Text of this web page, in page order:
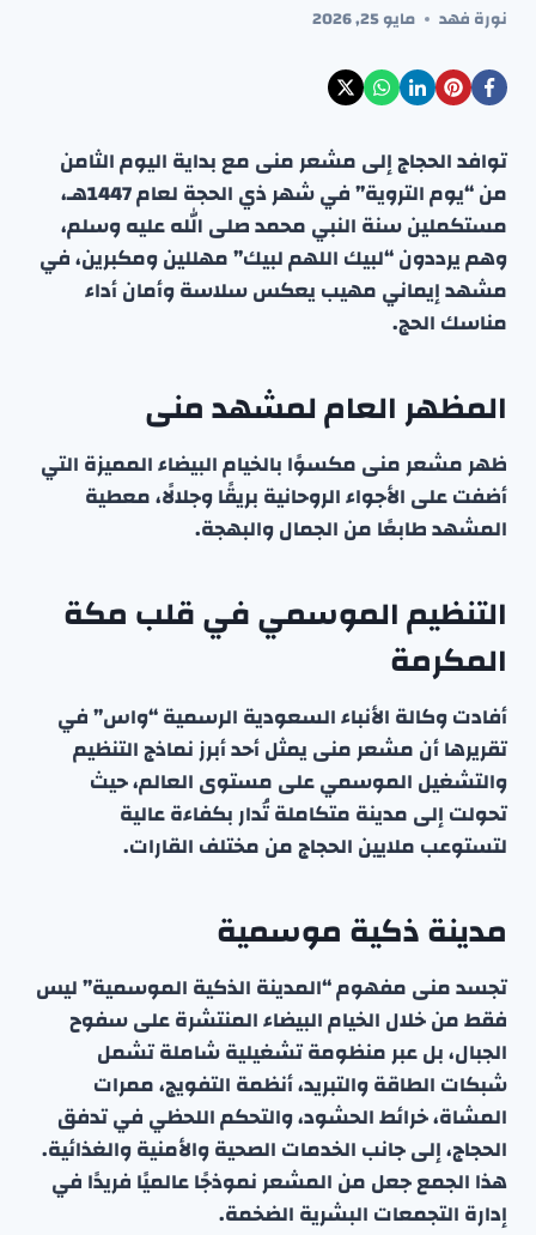
نورة فهد مايو 25, 2026
توافد الحجاج إلى مشعر منى مع بداية اليوم الثامن
من “يوم التروية” في شهر ذي الحجة لعام 1447هـ،
مستكملين سنة النبي محمد صلى الله عليه وسلم،
وهم يرددون “لبيك اللهم لبيك” مهللين ومكبرين، في
مشهد إيماني مهيب يعكس سلاسة وأمان أداء
مناسك الحج.
المظهر العام لمشهد منى
ظهر مشعر منى مكسوًا بالخيام البيضاء المميزة التي
أضفت على الأجواء الروحانية بريقًا وجلالًا، معطية
المشهد طابعًا من الجمال والبهجة.
التنظيم الموسمي في قلب مكة
المكرمة
أفادت وكالة الأنباء السعودية الرسمية “واس” في
تقريرها أن مشعر منى يمثل أحد أبرز نماذج التنظيم
والتشغيل الموسمي على مستوى العالم، حيث
تحولت إلى مدينة متكاملة تُدار بكفاءة عالية
لتستوعب ملايين الحجاج من مختلف القارات.
مدينة ذكية موسمية
تجسد منى مفهوم “المدينة الذكية الموسمية” ليس
فقط من خلال الخيام البيضاء المنتشرة على سفوح
الجبال، بل عبر منظومة تشغيلية شاملة تشمل
شبكات الطاقة والتبريد، أنظمة التفويج، ممرات
المشاة، خرائط الحشود، والتحكم اللحظي في تدفق
الحجاج، إلى جانب الخدمات الصحية والأمنية والغذائية.
هذا الجمع جعل من المشعر نموذجًا عالميًا فريدًا في
إدارة التجمعات البشرية الضخمة.